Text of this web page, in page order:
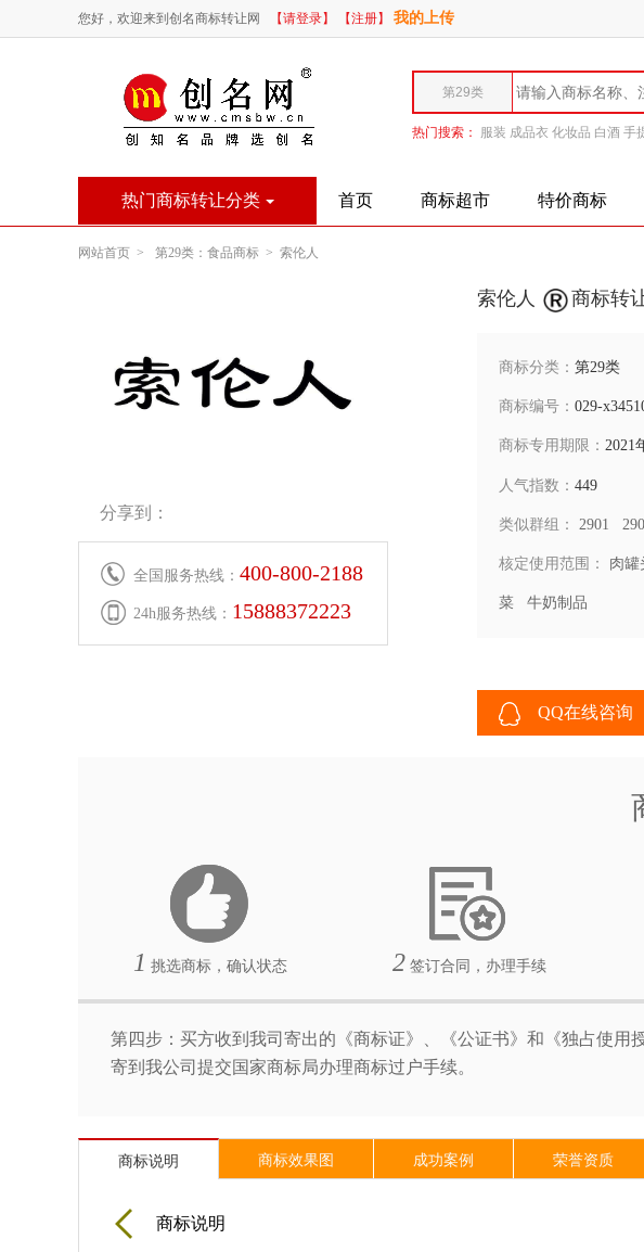
您好，欢迎来到创名商标转让网 【请登录】 【注册】 我的上传
热门搜索： 服装 成品衣 化妆品 白酒 手
热门商标转让分类 首页 商标超市 特价商标
网站首页 > 第29类：食品商标 > 索伦人
分享到：
全国服务热线： 400-800-2188
24h服务热线： 15888372223
索伦人 商标转
商标分类： 第29类
商标编号： 029-
商标专用期限： 2021
人气指数： 449
类似群组： 2901
核定使用范围： 肉罐
菜 牛奶制品
QQ在线咨询
1 挑选商标，确认状态 2 签订合同，办理手续
第四步：买方收到我司寄出的《商标证》、《公证书》和《独占使
寄到我公司提交国家商标局办理商标过户手续。
商标说明 商标效果图 成功案例 荣誉资质
商标说明